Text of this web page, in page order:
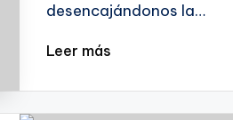
desencajándonos la…
Leer más